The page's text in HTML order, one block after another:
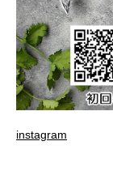
instagram